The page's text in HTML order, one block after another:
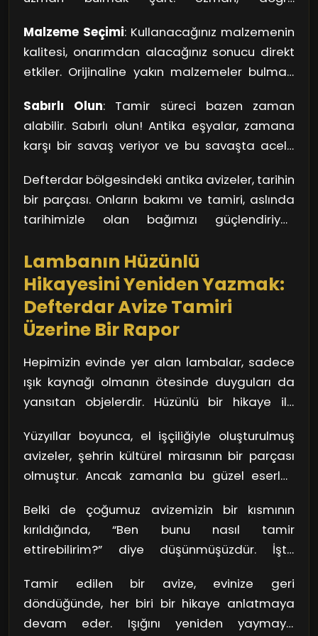
yıpranan elektrik aksamları, belirli
müdahaleler gerektirebilir. Bu nedenle, her
ayrıntının üzerinde durmalısınız.
dayanıklılığı artıran bir tamir gerçekleştirebilir.
Unutmayın, yanlış bir hamle, avizenizin tarihî
değerine zarar verebilir.
Malzeme Seçimi: Kullanacağınız malzemenin
kalitesi, onarımdan alacağınız sonucu direkt
etkiler. Orijinaline yakın malzemeler bulmak,
önemlidir. Özellikle avizelerin tarihine uygun
metal ve cam kullanmak, hem güvenli hem
de estetik bir görünüm sağlar.
Sabırlı Olun: Tamir süreci bazen zaman
alabilir. Sabırlı olun! Antika eşyalar, zamana
karşı bir savaş veriyor ve bu savaşta acele
Her şeyin bir zamanı var; bu da aynı şekilde
geçerli.
Defterdar bölgesindeki antika avizeler, tarihin
bir parçası. Onların bakımı ve tamiri, aslında
tarihimizle olan bağımızı güçlendiriyor.
yaşatmaya devam edebiliriz.
Lambanın Hüzünlü
Hikayesini Yeniden Yazmak:
Defterdar Avize Tamiri
Üzerine Bir Rapor
Hepimizin evinde yer alan lambalar, sadece
ışık kaynağı olmanın ötesinde duyguları da
yansıtan objelerdir. Hüzünlü bir hikaye ile
sıcaklığı düşünün. Özellikle Defterdar
bölgesindeki avize tamiri, birçok insan için
sadece bir onarım süreci değil, aynı
zamanda bir anıların yeniden canlanmasıdır.
Peki, bir avizenin tamiri neden bu kadar
önemli?
Yüzyıllar boyunca, el işçiliğiyle oluşturulmuş
avizeler, şehrin kültürel mirasının bir parçası
olmuştur. Ancak zamanla bu güzel eserler,
tamir, geçmişle bugünü birleştiren bir köprü
gibidir. Ahşap ve camın birleşimiyle ortaya
çıkan zarafeti, kaybetmemek için yapılan her
çaba, aslında bir sanat eserine sahip
çıkmaktır.
Belki de çoğumuz avizemizin bir kısmının
kırıldığında, “Ben bunu nasıl tamir
ettirebilirim?” diye düşünmüşüzdür. İşte
bölgesindeki avize tamir ustaları, bu parçaları
yeniden hayata döndürme konusunda adeta
sihir yapıyor. Hayal edin, bir lamba canlanıyor!
Tamir edilen bir avize, evinize geri
döndüğünde, her biri bir hikaye anlatmaya
devam eder. Işığını yeniden yaymaya